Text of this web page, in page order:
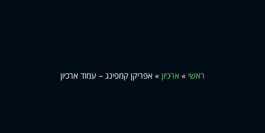
ראשי » ארכיון » אפריקן קמפינג – עמוד ארכיון